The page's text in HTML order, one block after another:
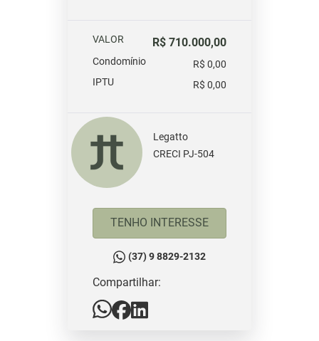
VALOR R$ 710.000,00
Condomínio
R$ 0,00
IPTU
R$ 0,00
Legatto
CRECI PJ-504
TENHO INTERESSE
(37) 9 8829-2132
Compartilhar: